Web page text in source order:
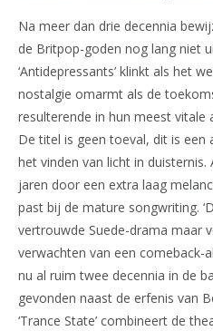
Na meer dan drie decennia
de Britpop-goden nog lang niet
‘Antidepressants’ klinkt als het
nostalgie omarmt als de
resulterende in hun meest vitale
De titel is geen toeval, dit is een
het vinden van licht in duisternis.
jaren door een extra laag
past bij de mature songwriting.
vertrouwde Suede-drama maar
verwachten van een comeback-
nu al ruim twee decennia in de
gevonden naast de erfenis van
‘Trance State’ combineert de